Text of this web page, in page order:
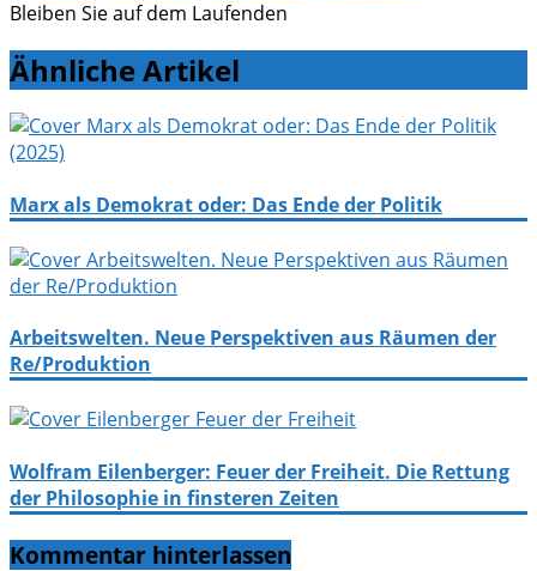
Bleiben Sie auf dem Laufenden
Ähnliche Artikel
Marx als Demokrat oder: Das Ende der Politik
Arbeitswelten. Neue Perspektiven aus Räumen der
Re/Produktion
Wolfram Eilenberger: Feuer der Freiheit. Die Rettung
der Philosophie in finsteren Zeiten
Kommentar hinterlassen